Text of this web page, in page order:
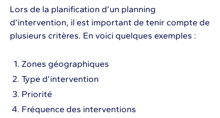
Lors de la planification d’un planning
d’intervention, il est important de tenir compte de
plusieurs critères. En voici quelques exemples :
Zones géographiques
Type d’intervention
Priorité
Fréquence des interventions